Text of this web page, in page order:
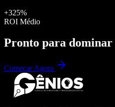
+325%
ROI Médio
Pronto para dominar
Começar Agora